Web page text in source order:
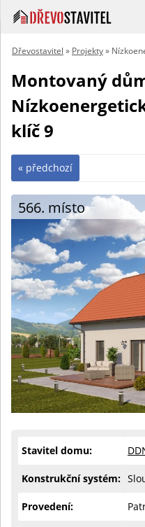
Dřevostavitel » Projekty»
Montovaný
klíč 9
« předchozí
566. místo
Stavitel domu:
Konstrukční systém:
Provedení: